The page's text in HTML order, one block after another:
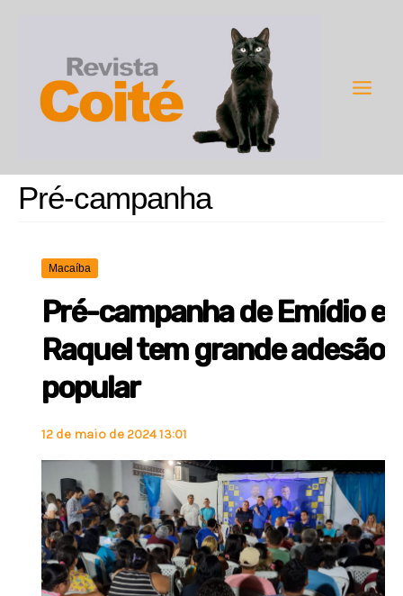
conteúdo
Pré-campanha
Macaíba
Pré-campanha de Emídio e
Raquel tem grande adesão
popular
12 de maio de 2024 13:01